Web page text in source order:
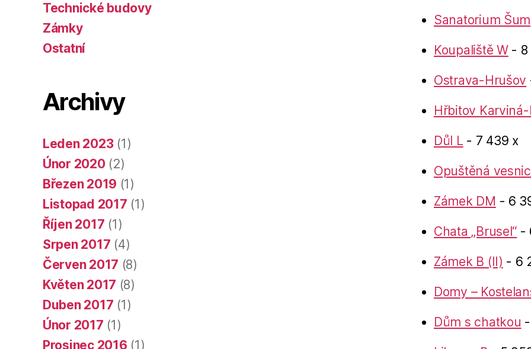
Technické budovy
Zámky
Ostatní
Archivy
Leden 2023(1)
Únor 2020(2)
Březen 2019 (1)
Listopad 2017 (1)
Říjen 2017 (1)
Srpen 2017 (4)
Červen 2017 (8)
Květen 2017 (8)
Duben 2017 (1)
Únor 2017 (1)
Prosinec 2016 (1)
Sanatorium
Koupaliště W- 8
Ostrava-Hrušov
Hřbitov
Důl L - 7 439 x
Opuštěná
Zámek DM - 6
Chata „Brusel“ -
Zámek B (II) - 6
Domy –
Dům s chatkou